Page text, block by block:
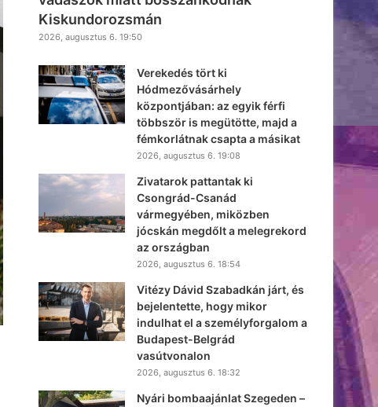
Kiskundorozsmán
2026, augusztus 6. 19:50
Verekedés tört ki
Hódmezővásárhely
központjában: az egyik férfi
többször is megütötte, majd a
fémkorlátnak csapta a másikat
2026, augusztus 6. 19:08
Zivatarok pattantak ki
Csongrád-Csanád
vármegyében, miközben
jócskán megdőlt a melegrekord
az országban
2026, augusztus 6. 18:54
Vitézy Dávid Szabadkán járt, és
bejelentette, hogy mikor
indulhat el a személyforgalom a
Budapest-Belgrád
vasútvonalon
2026, augusztus 6. 18:32
Nyári bombaajánlat Szegeden –